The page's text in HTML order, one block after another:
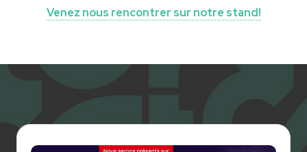
Venez nous rencontrer sur notre stand!